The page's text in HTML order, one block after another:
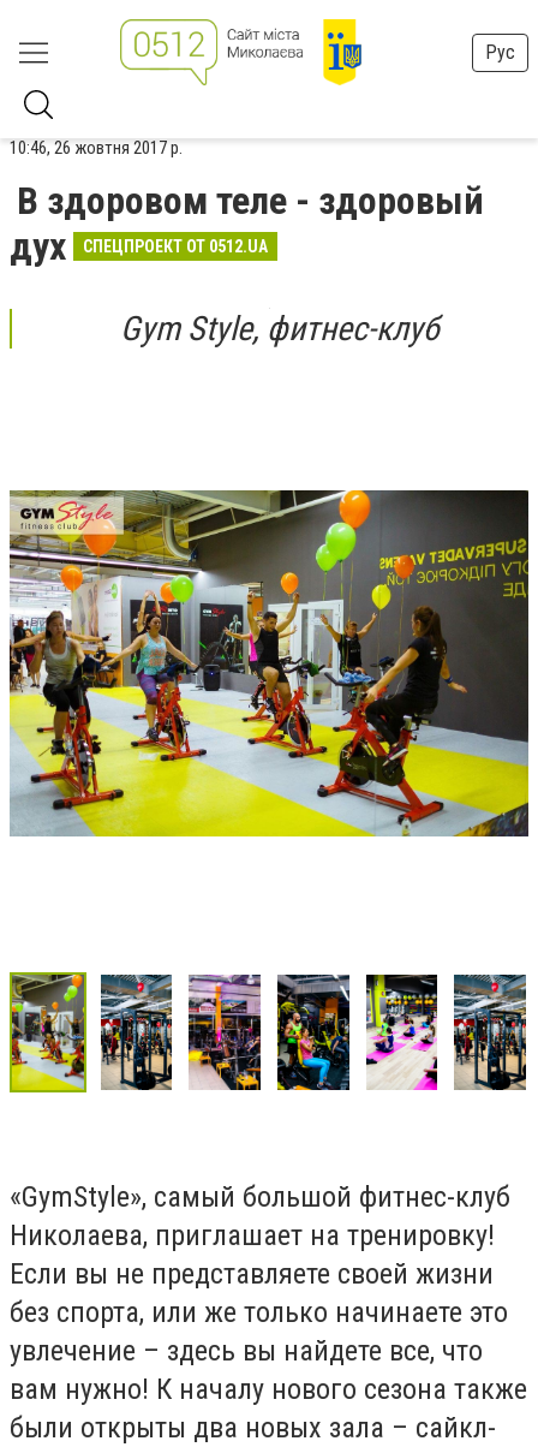
Рус
10:46, 26 жовтня 2017 р.
В здоровом теле - здоровый
дух
СПЕЦПРОЕКТ ОТ 0512.UA
Gym Style, фитнес-клуб
«GymStyle», самый большой фитнес-клуб
Николаева, приглашает на тренировку!
Если вы не представляете своей жизни
без спорта, или же только начинаете это
увлечение – здесь вы найдете все, что
вам нужно! К началу нового сезона также
были открыты два новых зала – сайкл-